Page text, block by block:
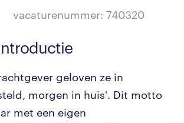
vacaturenummer: 740320
geloven ze in
morgen in huis'. Dit motto
met een eigen